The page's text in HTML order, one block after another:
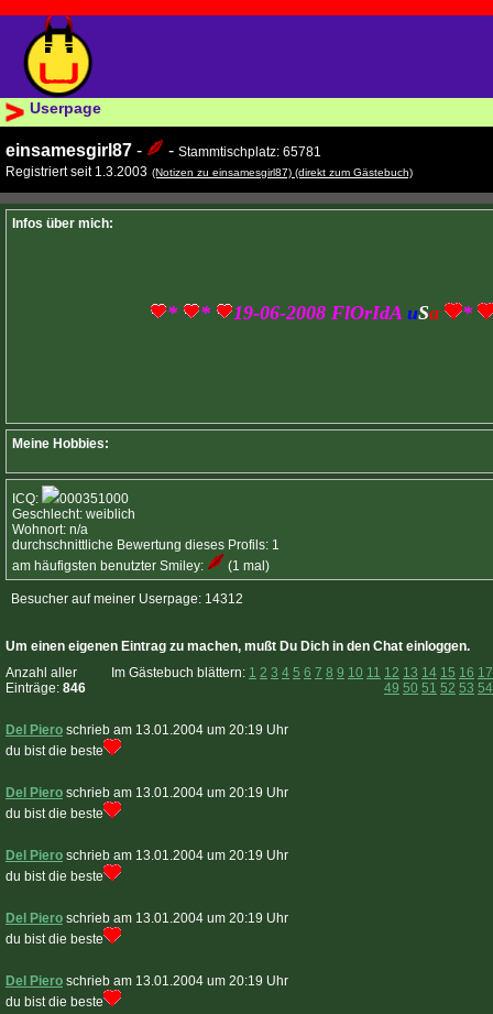
Userpage
einsamesgirl87 - - Stammtischplatz: 65781
Registriert seit 1.3.2003 (Notizen zu einsamesgirl87) (direkt zum Gästebuch)
Infos über mich:
* * 19-06-2008 FlOrIdA uSa *
Meine Hobbies:
ICQ:
000351000
Geschlecht: weiblich
Wohnort: n/a
durchschnittliche Bewertung dieses Profils: 1
am häufigsten benutzter Smiley:
(1 mal)
Besucher auf meiner Userpage: 14312
Um einen eigenen Eintrag zu machen, mußt Du Dich in den Chat einloggen.
Anzahl aller
Einträge: 846
Im Gästebuch blättern: 1 2 3 4 5 6 7 8 9 10 11 12 13 14 15 16 17
49 50 51 52 53 54
Del Piero schrieb am 13.01.2004 um 20:19 Uhr
du bist die beste
Del Piero schrieb am 13.01.2004 um 20:19 Uhr
du bist die beste
Del Piero schrieb am 13.01.2004 um 20:19 Uhr
du bist die beste
Del Piero schrieb am 13.01.2004 um 20:19 Uhr
du bist die beste
Del Piero schrieb am 13.01.2004 um 20:19 Uhr
du bist die beste